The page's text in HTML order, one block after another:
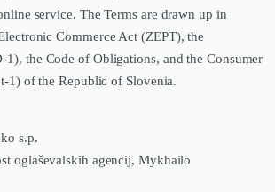
service. The Terms are drawn up in
Commerce Act (ZEPT), the
1), the Code of Obligations, and the Consumer
1) of the Republic of Slovenia.
s.p.
oglaševalskih agencij, Mykhailo